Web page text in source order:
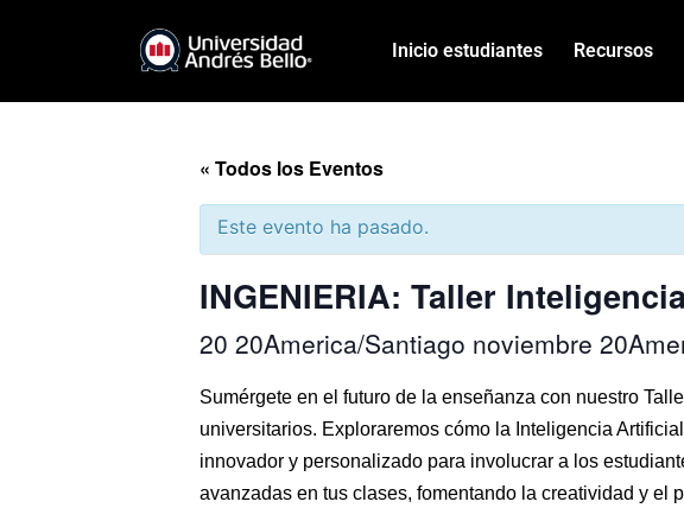
Inicio estudiantes Recursos
« Todos los Eventos
Este evento ha pasado.
INGENIERIA: Taller
20 20America/Santiago noviembre
Sumérgete en el futuro de la enseñanza con nuestro
universitarios. Exploraremos cómo la Inteligencia
innovador y personalizado para involucrar a los
avanzadas en tus clases, fomentando la creatividad y el